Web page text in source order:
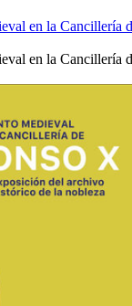
en la Cancillería
en la Cancillería